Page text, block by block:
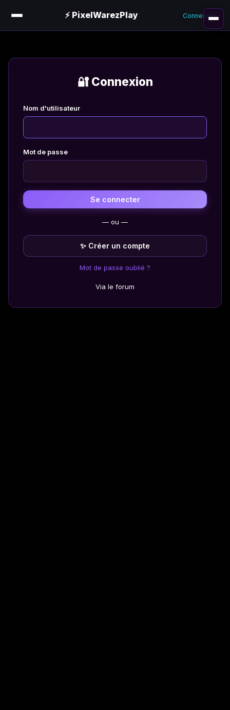
⚡ PixelWarezPlay Connexion
🔐 Connexion
Nom d'utilisateur
Mot de passe
Se connecter
— ou —
✨ Créer un compte
Mot de passe oublié ?
Via le forum